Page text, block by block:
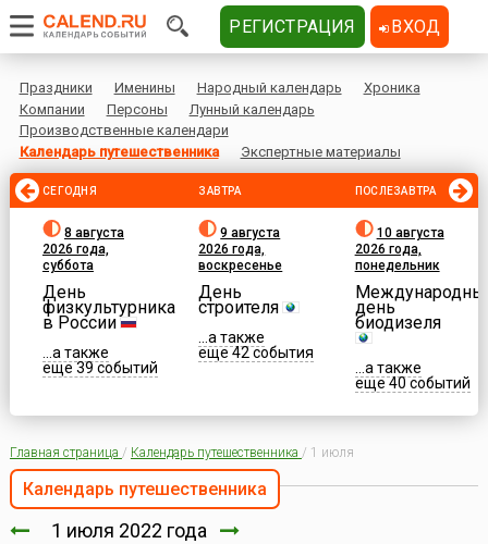
Праздники Именины Народный календарь
Хроника
Компании
Персоны
Лунный календарь
Производственные календари
Календарь путешественника
Экспертные материалы
СЕГОДНЯ
8 августа
2026 года,
суббота
День
физкультурника
в России
...а также
еще 39 событий
ЗАВТРА
9 августа
2026 года,
воскресенье
День
строителя
...а также
еще 42 события
ПОСЛЕЗАВТРА
10 августа
2026 года,
понедельник
день
биодизеля
...а также
еще 40 событий
Главная страница / Календарь путешественника / 1 июля
Календарь путешественника
1 июля 2022 года
РЕГИСТРАЦИЯ ВХОД